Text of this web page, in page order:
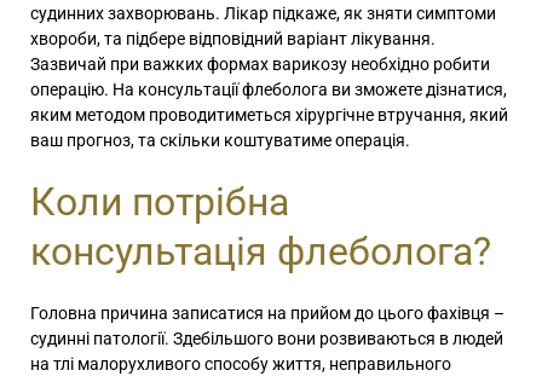
судинних захворювань. Лікар підкаже, як зняти симптоми
хвороби, та підбере відповідний варіант лікування.
Зазвичай при важких формах варикозу необхідно робити
операцію. На консультації флеболога ви зможете дізнатися,
яким методом проводитиметься хірургічне втручання, який
ваш прогноз, та скільки коштуватиме операція.
Коли потрібна
консультація флеболога?
Головна причина записатися на прийом до цього фахівця –
судинні патології. Здебільшого вони розвиваються в людей
на тлі малорухливого способу життя, неправильного